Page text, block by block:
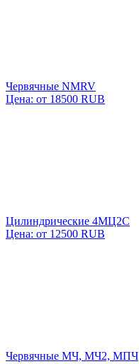
Червячные NMRV
Цена: от 18500 RUB
Цилиндрические 4МЦ2С
Цена: от 12500 RUB
Червячные МЧ, МЧ2, МПЧ